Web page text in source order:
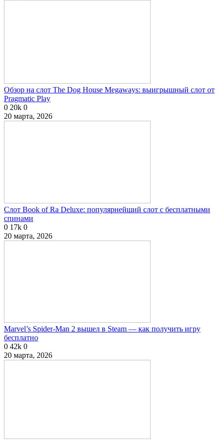
Обзор на слот The Dog House Megaways: выигрышный слот от
Pragmatic Play
0 20k 0
20 марта, 2026
Слот Book of Ra Deluxe: популярнейший слот с бесплатными
спинами
0 17k 0
20 марта, 2026
Marvel’s Spider-Man 2 вышел в Steam — как получить игру
бесплатно
0 42k 0
20 марта, 2026